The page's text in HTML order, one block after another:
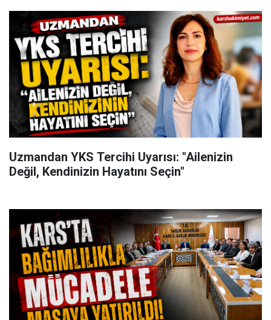
Uzmandan YKS Tercihi Uyarısı: "Ailenizin
Değil, Kendinizin Hayatını Seçin"